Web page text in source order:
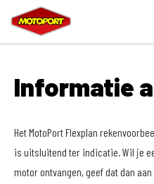
Informatie
Het MotoPort Flexplan
is uitsluitend ter indicatie. Wil je
motor ontvangen, geef dat dan